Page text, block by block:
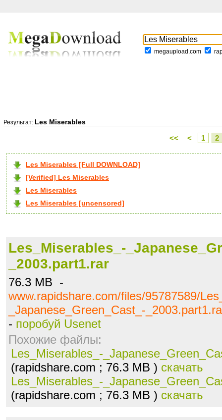
megaupload.com
Результат: Les Miserables
<< < 1 2
Les Miserables [Full DOWNLOAD]
[Verified] Les Miserables
Les Miserables
Les Miserables [uncensored]
Les_Miserables_-
_2003.part1.rar
76.3 MB -
www.rapidshare.com/files/95787589/
_Japanese_Green_Cast_-
- поробуй Usenet
Похожие файлы:
Les_Miserables_-
(rapidshare.com ; 76.3 MB ) скачать
Les_Miserables_-
(rapidshare.com ; 76.3 MB ) скачать